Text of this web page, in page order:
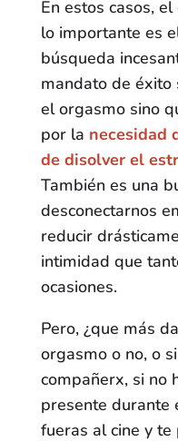
En estos casos,
lo importante es
búsqueda
mandato de éxito
el orgasmo sino
por la necesidad
de disolver el
También es una
desconectarnos
reducir
intimidad que
ocasiones.
Pero, ¿que más
orgasmo o no, o
compañerx, si no
presente durante
fueras al cine y